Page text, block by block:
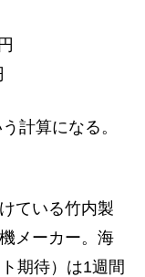
計算になる。
ている竹内製
メーカー。海
期待）は1週間